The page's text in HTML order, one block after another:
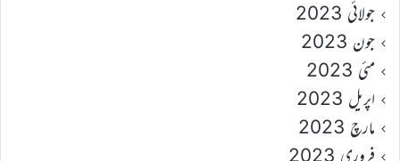
جولائی 2023
جون 2023
مئی 2023
اپریل 2023
مارچ 2023
فروری 2023